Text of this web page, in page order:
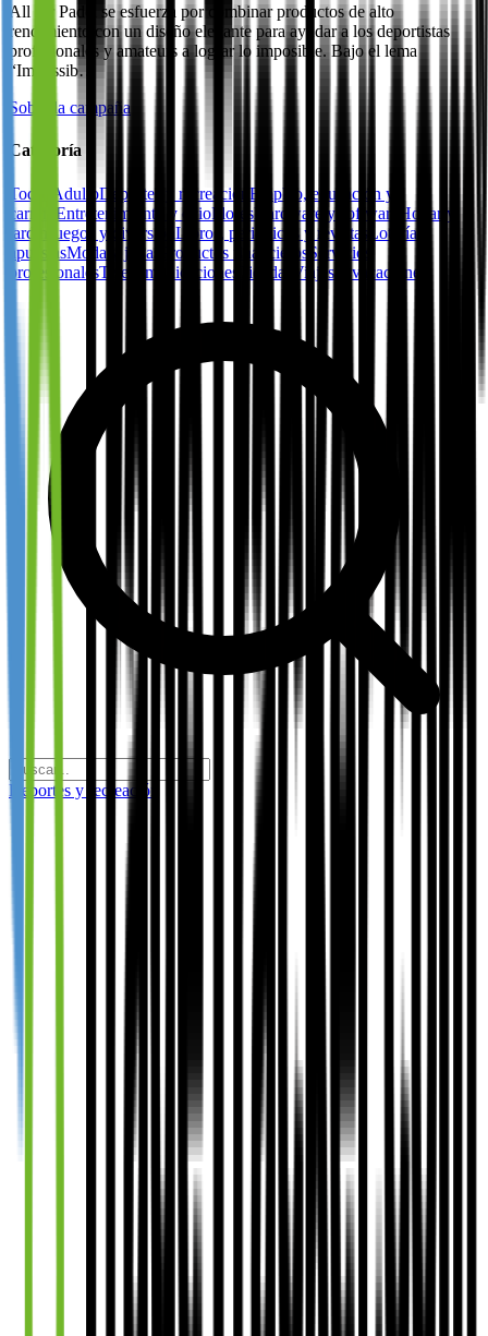
All for Padel se esfuerza por combinar productos de alto
rendimiento con un diseño elegante para ayudar a los deportistas
profesionales y amateurs a lograr lo imposible. Bajo el lema
“Impossib…
Sobre la campaña
Categoría
Todos AdultoDeportes y recreación Empleo, educación y
carrera
Entretenimiento y ocioFloresHardware y software
Hogar y
jardín
Juegos y diversión Libros, periódicos y revistas Lotería y
apuestasModa y joyas Productos financieros Servicios
profesionalesTelecomunicaciones Tiendas Viajes y vacaciones
Deportes y recreación